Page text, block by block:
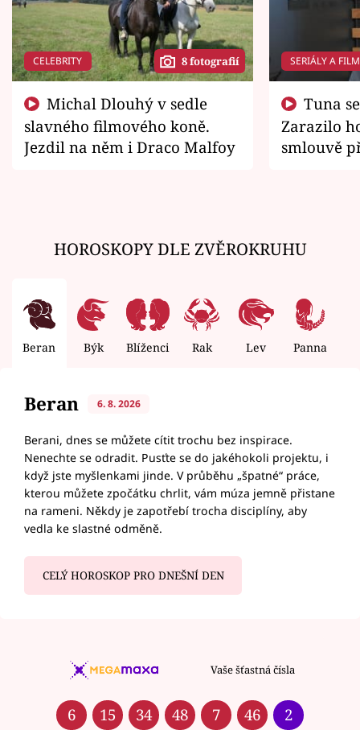
CELEBRITY 8 fotografií
slavného filmového koně.
Jezdil na něm i Draco Malfoy
SERIÁLY A
Zarazilo
smlouvě
HOROSKOPY DLE ZVĚROKRUHU
Beran Býk Blíženci Rak Lev Panna
Beran 6. 8. 2026
Berani, dnes se můžete cítit trochu bez inspirace.
Nenechte se odradit. Pusťte se do jakéhokoli projektu, i
když jste myšlenkami jinde. V průběhu „špatné“ práce,
kterou můžete zpočátku chrlit, vám múza jemně přistane
na rameni. Někdy je zapotřebí trocha disciplíny, aby
vedla ke slastné odměně.
CELÝ HOROSKOP PRO DNEŠNÍ DEN
Vaše šťastná čísla
6 15 34 48 7 46 2